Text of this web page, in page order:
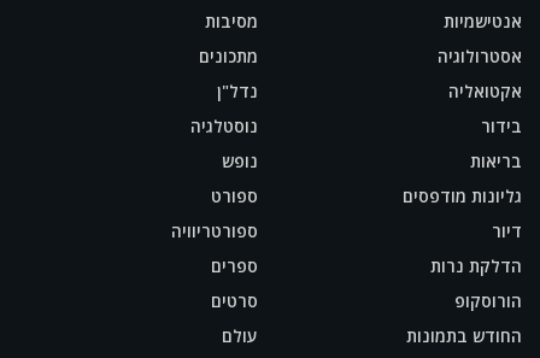
אנטישמיות
אסטרולוגיה
אקטואליה
בידור
בריאות
גליונות מודפסים
דיור
הדלקת נרות
הורוסקופ
החודש בתמונות
מסיבות
מתכונים
נדל"ן
נוסטלגיה
נופש
ספורט
ספורטריוויה
ספרים
סרטים
עולם